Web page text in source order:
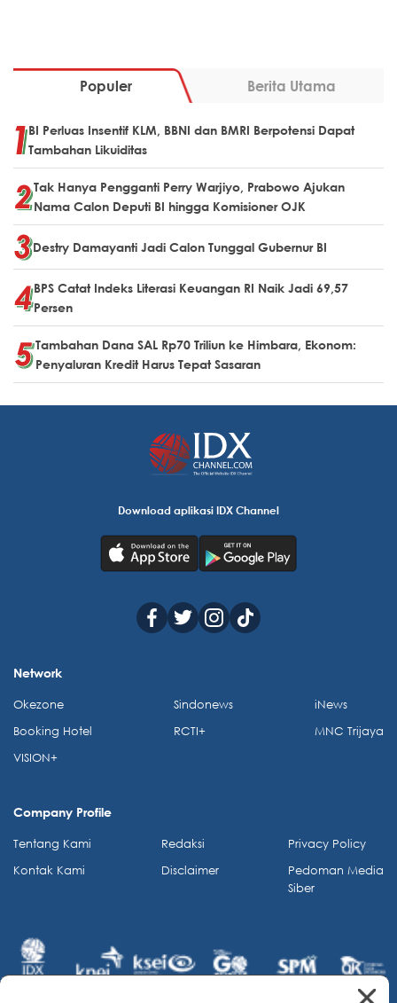
Populer Berita Utama
BI Perluas Insentif KLM, BBNI dan BMRI Berpotensi Dapat
Tambahan Likuiditas
Tak Hanya Pengganti Perry Warjiyo, Prabowo Ajukan
Nama Calon Deputi BI hingga Komisioner OJK
Destry Damayanti Jadi Calon Tunggal Gubernur BI
BPS Catat Indeks Literasi Keuangan RI Naik Jadi 69,57
Persen
Tambahan Dana SAL Rp70 Triliun ke Himbara, Ekonom:
Penyaluran Kredit Harus Tepat Sasaran
Download aplikasi IDX Channel
Network
Okezone
Booking Hotel
VISION+
Sindonews
RCTI+
iNews
MNC Trijaya
Company Profile
Tentang Kami
Kontak Kami
Redaksi
Disclaimer
Privacy Policy
Pedoman Media
Siber